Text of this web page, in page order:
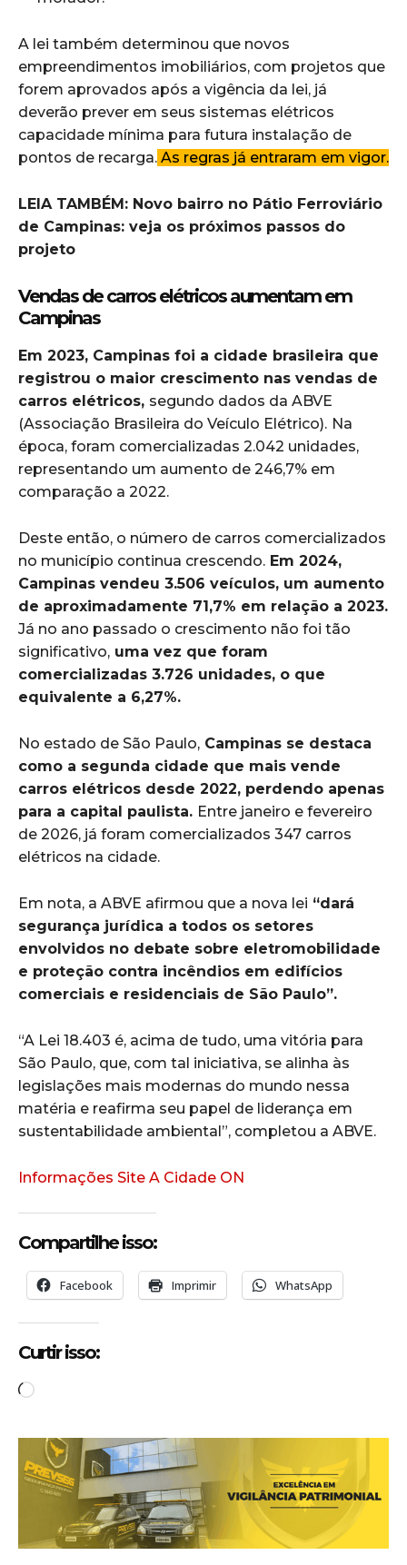
A lei também determinou que novos
empreendimentos imobiliários, com projetos que
forem aprovados após a vigência da lei, já
deverão prever em seus sistemas elétricos
capacidade mínima para futura instalação de
pontos de recarga. As regras já entraram em vigor.
LEIA TAMBÉM: Novo bairro no Pátio Ferroviário
de Campinas: veja os próximos passos do
projeto
Vendas de carros elétricos aumentam em
Campinas
Em 2023, Campinas foi a cidade brasileira que
registrou o maior crescimento nas vendas de
carros elétricos, segundo dados da ABVE
(Associação Brasileira do Veículo Elétrico). Na
época, foram comercializadas 2.042 unidades,
representando um aumento de 246,7% em
comparação a 2022.
Deste então, o número de carros comercializados
no município continua crescendo. Em 2024,
Campinas vendeu 3.506 veículos, um aumento
de aproximadamente 71,7% em relação a 2023.
Já no ano passado o crescimento não foi tão
significativo, uma vez que foram
comercializadas 3.726 unidades, o que
equivalente a 6,27%.
No estado de São Paulo, Campinas se destaca
como a segunda cidade que mais vende
carros elétricos desde 2022, perdendo apenas
para a capital paulista. Entre janeiro e fevereiro
de 2026, já foram comercializados 347 carros
elétricos na cidade.
Em nota, a ABVE afirmou que a nova lei “dará
segurança jurídica a todos os setores
envolvidos no debate sobre eletromobilidade
e proteção contra incêndios em edifícios
comerciais e residenciais de São Paulo”.
“A Lei 18.403 é, acima de tudo, uma vitória para
São Paulo, que, com tal iniciativa, se alinha às
legislações mais modernas do mundo nessa
matéria e reafirma seu papel de liderança em
sustentabilidade ambiental”, completou a ABVE.
Informações Site A Cidade ON
Compartilhe isso:
Facebook Imprimir WhatsApp
Curtir isso:
C
r
r
e
n